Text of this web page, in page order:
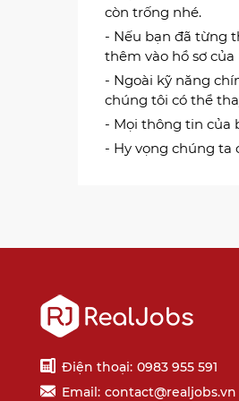
còn trống nhé.
- Nếu bạn đã từng
thêm vào hồ sơ
- Ngoài kỹ năng
chúng tôi có thể
- Mọi thông tin của
- Hy vọng chúng ta
Điện thoại: 0983 955 591
Email: contact@realjobs.vn